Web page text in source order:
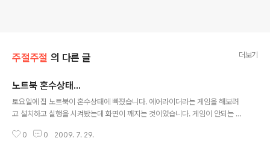
주절주절 의 다른 글 더보기
노트북 혼수상태...
토요일에 집 노트북이 혼수상태에 빠졌습니다. 에어라이더라는 게임을 해보려
고 설치하고 실행을 시켜봤는데 화면이 깨지는 것이었습니다. 게임이 안되는 것
고 조금 이따 켜 봤는데... 이미 혼수상태... 주말에 계속 저도 혼수상태에 빠져있
0 0 2009. 7. 29.